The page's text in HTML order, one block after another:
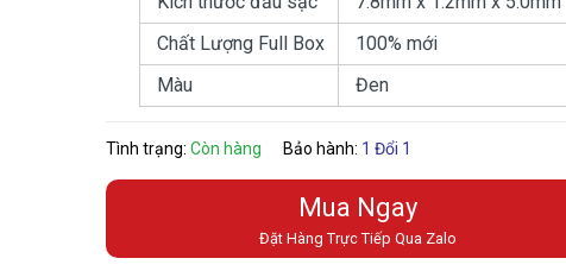
Chất Lượng Full Box
100% mới
Màu
Đen
Tình trạng:Còn hàng Bảo hành: 1 Đổi 1
Mua Ngay
Đặt Hàng Trực Tiếp Qua Zalo